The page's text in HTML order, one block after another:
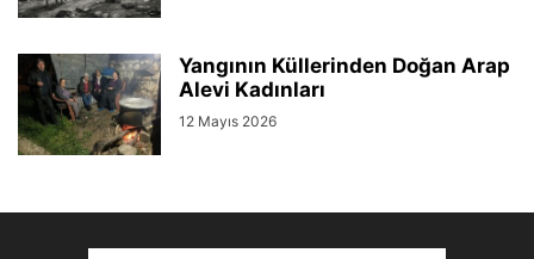
Yangının Küllerinden Doğan Arap
Alevi Kadınları
12 Mayıs 2026